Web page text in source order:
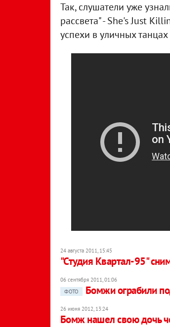
Так, слушатели уже
рассвета" - She's Just
успехи в уличных
24 августа 2011, 15:45
"Студия Квартал-95"
06 сентября 2011, 01:06
ФОТО
Бомжи ограбили
26 июня 2012, 13:24
Бомж нашел свою дочь